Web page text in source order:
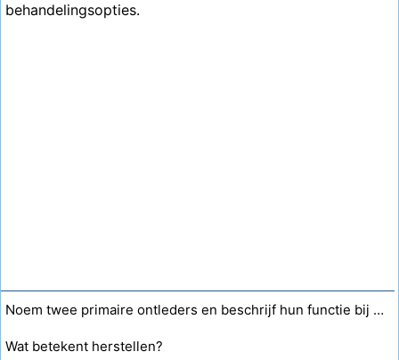
behandelingsopties.
Noem twee primaire ontleders en beschrijf hun functie bij het recyclen van levensmaterialen?
Wat betekent herstellen?